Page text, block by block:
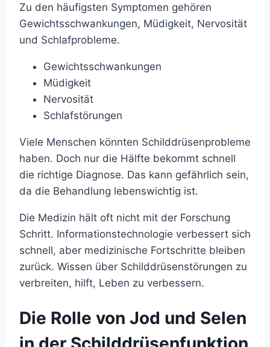
Zu den häufigsten Symptomen gehören
Gewichtsschwankungen, Müdigkeit, Nervosität
und Schlafprobleme.
Gewichtsschwankungen
Müdigkeit
Nervosität
Schlafstörungen
Viele Menschen könnten Schilddrüsenprobleme
haben. Doch nur die Hälfte bekommt schnell
die richtige Diagnose. Das kann gefährlich sein,
da die Behandlung lebenswichtig ist.
Die Medizin hält oft nicht mit der Forschung
Schritt. Informationstechnologie verbessert sich
schnell, aber medizinische Fortschritte bleiben
zurück. Wissen über Schilddrüsenstörungen zu
verbreiten, hilft, Leben zu verbessern.
Die Rolle von Jod und Selen